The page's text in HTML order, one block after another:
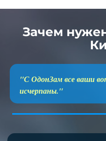
Зачем
"С ОдонЗам все ваши
исчерпаны."